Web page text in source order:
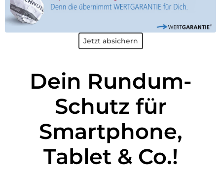
Jetzt absichern
Dein Rundum-
Schutz für
Smartphone,
Tablet & Co.!